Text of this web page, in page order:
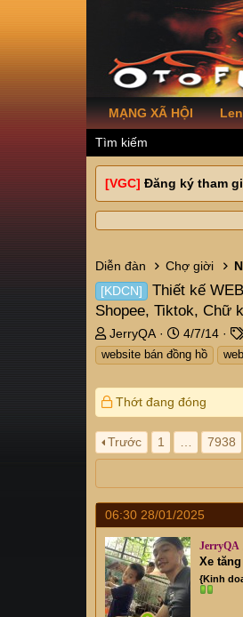
MẠNG XÃ HỘI
Tìm kiếm
[VGC] Đăng ký tham
Diễn đàn Chợ giời
[KDCN]
Thiết kế
Shopee, Tiktok, Chữ
T
h
r
a
d
s
t
r
t
e
r
JerryQA
N
g
à
g
ử
i
4/7/14
website bán đồng hồ
Thớt đang đóng
Trước 1 7938
06:30 28/01/2025
JerryQA
Xe tăng
{Kinh